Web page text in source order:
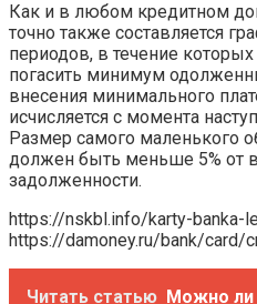
Как и в любом кредитном
точно также составляется
периодов, в течение
погасить минимум
внесения минимального
исчисляется с момента
Размер самого маленького
должен быть меньше 5% от
задолженности.
https://nskbl.info/karty-banka-
https://damoney.ru/bank/card/
Читать статью Можно ли